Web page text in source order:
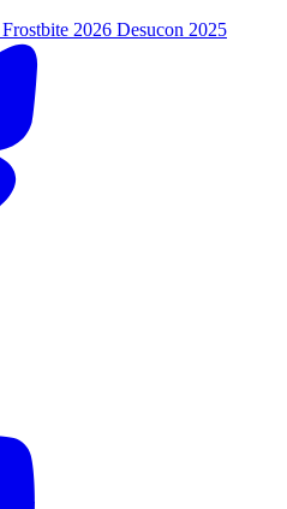
Frostbite 2026 Desucon 2025